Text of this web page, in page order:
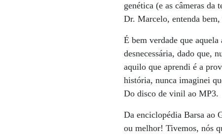
genética (e as câmeras
Dr. Marcelo, entenda
É bem verdade que
desnecessária, dado que,
aquilo que aprendi é a
história, nunca imaginei
Do disco de vinil ao MP3.
Da enciclopédia Barsa ao
ou melhor! Tivemos, nós